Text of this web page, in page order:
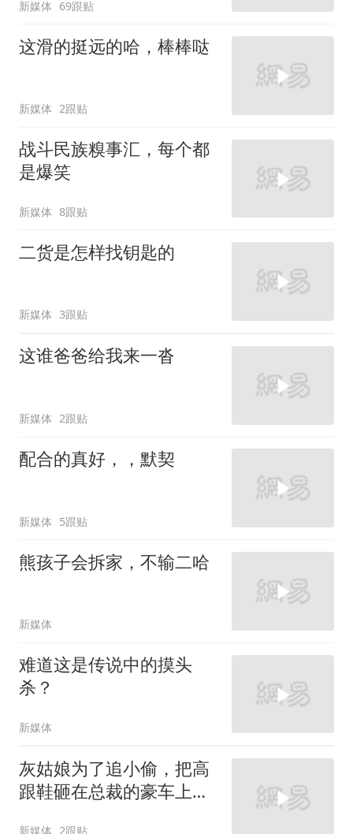
新媒体 69跟贴
这滑的挺远的哈，棒棒哒
新媒体 2跟贴
战斗民族糗事汇，每个都
是爆笑
新媒体 8跟贴
二货是怎样找钥匙的
新媒体 3跟贴
这谁爸爸给我来一沓
新媒体 2跟贴
配合的真好，，默契
新媒体 5跟贴
熊孩子会拆家，不输二哈
新媒体
难道这是传说中的摸头
杀？
新媒体
灰姑娘为了追小偷，把高
跟鞋砸在总裁的豪车上，
新媒体 2跟贴